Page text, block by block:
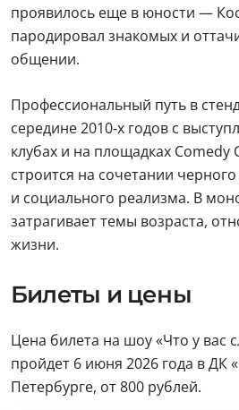
проявилось еще в юности —
пародировал знакомых и
общении.
Профессиональный путь в
середине 2010‑х годов с
клубах и на площадках
строится на сочетании
и социального реализма. В
затрагивает темы возраста,
жизни.
Билеты и цены
Цена билета на шоу «Что у вас
пройдет 6 июня 2026 года в ДК
Петербурге, от 800 рублей.